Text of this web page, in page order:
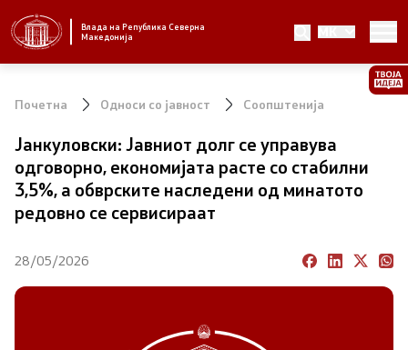
Влада на Република Северна
Македонија
MK
Стратешки приоритети и програма
Завршени планови
Стратешки план на Генералниот секретаријат
Национални стратегии
Почетна Односи со јавност Соопштенија
Јанкуловски: Јавниот долг се управува
одговорно, економијата расте со стабилни
3,5%, а обврските наследени од минатото
редовно се сервисираат
28/05/2026